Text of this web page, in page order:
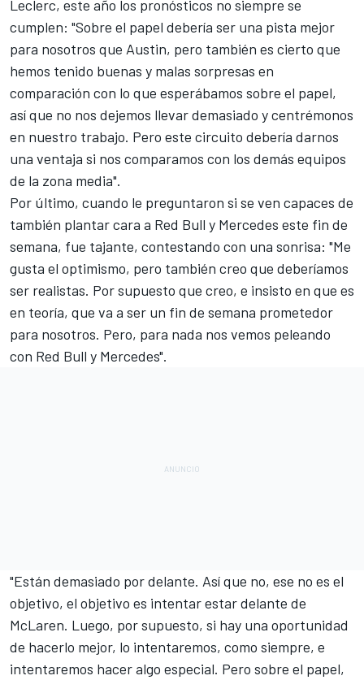
Leclerc, este año los pronósticos no siempre se
cumplen: "Sobre el papel debería ser una pista mejor
para nosotros que Austin, pero también es cierto que
hemos tenido buenas y malas sorpresas en
comparación con lo que esperábamos sobre el papel,
así que no nos dejemos llevar demasiado y centrémonos
en nuestro trabajo. Pero este circuito debería darnos
una ventaja si nos comparamos con los demás equipos
de la zona media".
Por último, cuando le preguntaron si se ven capaces de
también plantar cara a Red Bull y Mercedes este fin de
semana, fue tajante, contestando con una sonrisa: "Me
gusta el optimismo, pero también creo que deberíamos
ser realistas. Por supuesto que creo, e insisto en que es
en teoría, que va a ser un fin de semana prometedor
para nosotros. Pero, para nada nos vemos peleando
con Red Bull y Mercedes".
"Están demasiado por delante. Así que no, ese no es el
objetivo, el objetivo es intentar estar delante de
McLaren. Luego, por supuesto, si hay una oportunidad
de hacerlo mejor, lo intentaremos, como siempre, e
intentaremos hacer algo especial. Pero sobre el papel,